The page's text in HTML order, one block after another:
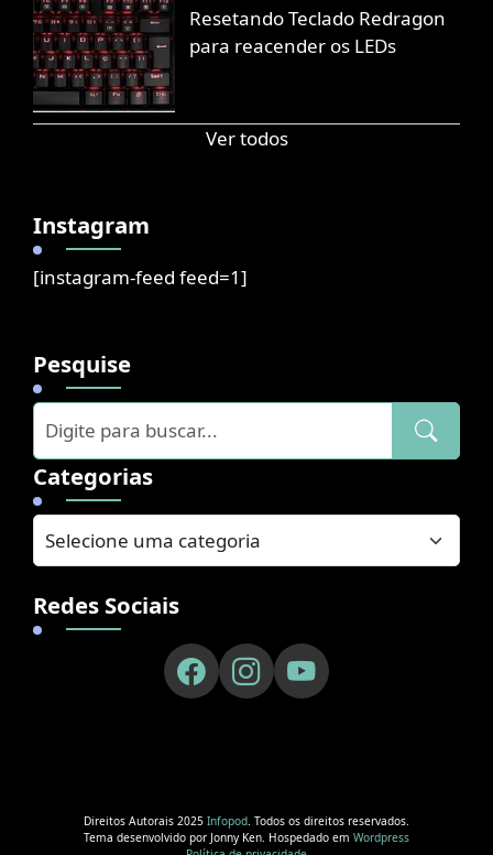
Resetando Teclado Redragon
para reacender os LEDs
Ver todos
Instagram
[instagram-feed feed=1]
Pesquise
Categorias
Redes Sociais
Direitos Autorais 2025 Infopod. Todos os direitos reservados.
Tema desenvolvido por Jonny Ken. Hospedado em Wordpress